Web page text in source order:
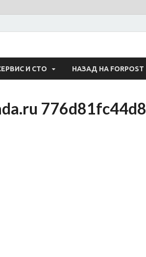
И СТО НАЗАД НА FORPOST
776d81fc44d8